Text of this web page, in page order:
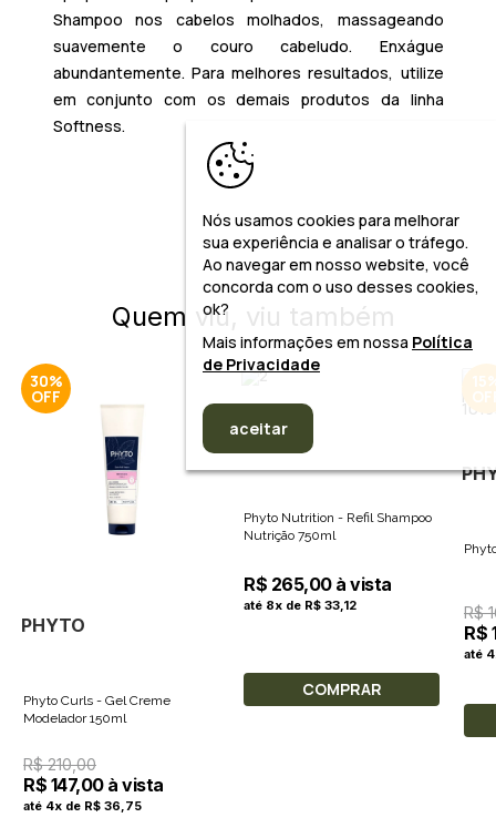
Shampoo nos cabelos molhados, massageando
suavemente o couro cabeludo. Enxágue
abundantemente. Para melhores resultados, utilize
em conjunto com os demais produtos da linha
Softness.​
Quem viu, viu também
30%
PHYTO
Phyto Curls - Gel Creme
Modelador 150ml
R$ 210,00
R$ 147,00 à vista
até 4x de R$ 36,75
Phyto Nutrition - Refil Shampoo
Nutrição 750ml
R$ 265,00 à vista
até 8x de R$ 33,12
COMPRAR
R$
R$
até
Nós usamos cookies para melhorar
sua experiência e analisar o tráfego.
Ao navegar em nosso website, você
concorda com o uso desses cookies,
ok?
Mais informações em nossa Política
de Privacidade
aceitar